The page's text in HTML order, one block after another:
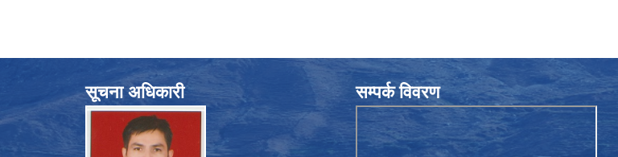
सूचना अधिकारी सम्पर्क विवरण